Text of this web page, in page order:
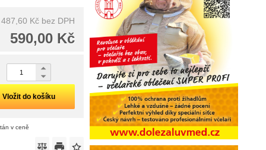
487,60 Kč bez DPH
590,00 Kč
Vložit do košíku
v ceně